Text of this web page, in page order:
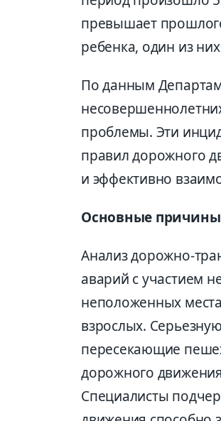
превышает
ребенка, один из
По данным
проблемы. Эти
правил дорожного
и эффективно
Основные
Анализ дорожно-
аварий с участием
неположенных
взрослых.
пересекающие
дорожного
Специалисты